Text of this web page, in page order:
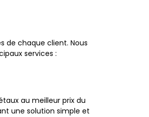
de chaque client. Nous
services :
au meilleur prix du
une solution simple et